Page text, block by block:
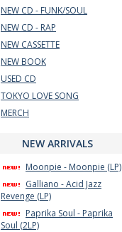
NEW CD - FUNK/SOUL
NEW CD - RAP
NEW CASSETTE
NEW BOOK
USED CD
TOKYO LOVE SONG
MERCH
NEW ARRIVALS
Moonpie - Moonpie (LP)
Galliano - Acid Jazz
Revenge (LP)
Paprika Soul - Paprika
Soul (2LP)